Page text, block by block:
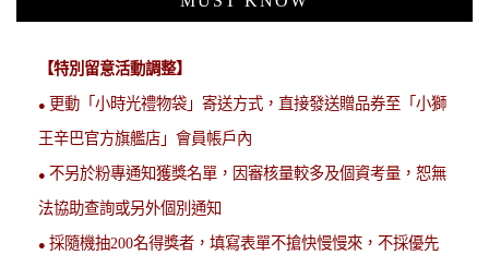
【特別留意活動調整】
● 更動「小時光禮物袋」寄送方式，直接發送贈品券至「小獅
王辛巴官方旗艦店」會員帳戶內
● 不另於粉專通知獲獎名單，因審核量較多及個資考量，恕無
法協助查詢或另外個別通知
● 採隨機抽200名得獎者，填寫表單不搶快慢慢來，不採優先